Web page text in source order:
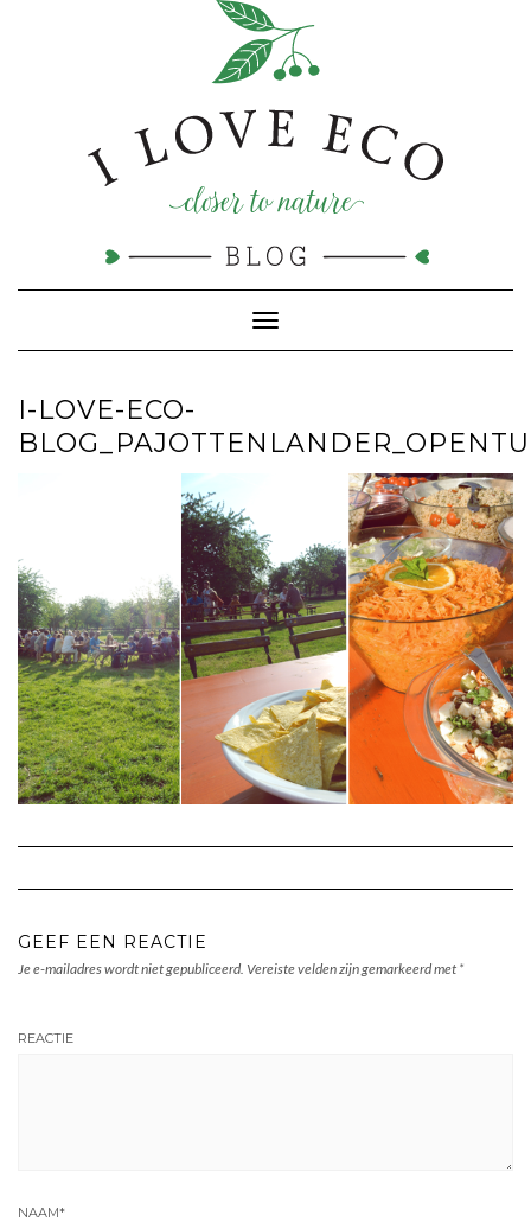
Toggle navigatie
I-LOVE-ECO-
GEEF EEN REACTIE
Je e-mailadres wordt niet gepubliceerd. Vereiste velden zijn gemarkeerd met *
REACTIE
NAAM*